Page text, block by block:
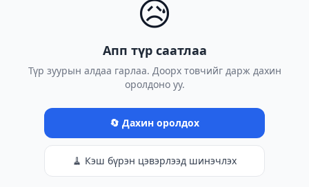
😥
Апп түр саатлаа
Түр зуурын алдаа гарлаа. Доорх товчийг дарж дахин
оролдоно уу.
🔄 Дахин оролдох
🧹 Кэш бүрэн цэвэрлээд шинэчлэх